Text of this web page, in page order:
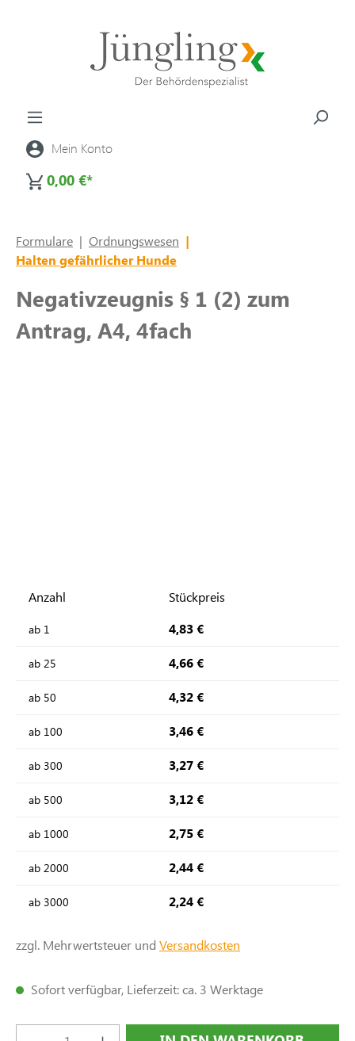
Mein Konto
0,00 €*
Formulare | Ordnungswesen |
Halten gefährlicher Hunde
Negativzeugnis § 1 (2) zum
Antrag, A4, 4fach
Anzahl Stückpreis
ab 1 4,83 €
ab 25 4,66 €
ab 50 4,32 €
ab 100 3,46 €
ab 300 3,27 €
ab 500 3,12 €
ab 1000 2,75 €
ab 2000 2,44 €
ab 3000 2,24 €
zzgl. Mehrwertsteuer und Versandkosten
Sofort verfügbar, Lieferzeit: ca. 3 Werktage
Produkt Anzahl: Gib den gewünschten